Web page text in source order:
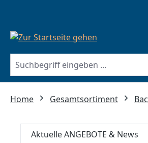
Home Gesamtsortiment
Aktuelle ANGEBOTE & News